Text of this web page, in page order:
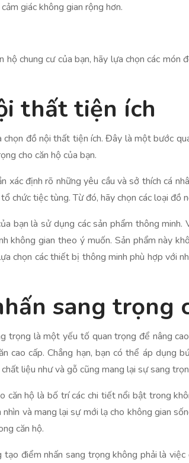
giác không gian rộng hơn.
chung cư của bạn, hãy lựa chọn các
thất tiện ích
đồ nội thất tiện ích. Đây là một bước
cho căn hộ của bạn.
xác định rõ những yêu cầu và sở thích cá
chức tiệc tùng. Từ đó, hãy chọn các loại
bạn là sử dụng các sản phẩm thông
không gian theo ý muốn. Sản phẩm này
chọn các thiết bị thông minh phù hợp với
sang trọng
trọng là một yếu tố quan trọng để nâng
cao cấp. Chẳng hạn, bạn có thể áp dụng
liệu như và gỗ cũng mang lại sự sang
hộ là bố trí các chi tiết nổi bật trong
và mang lại sự mới lạ cho không gian
căn hộ.
tạo điểm nhấn sang trọng không phải là